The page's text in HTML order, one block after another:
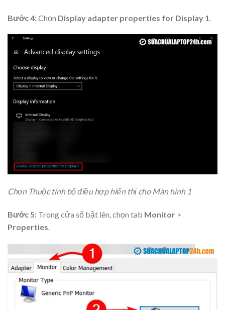
Bước 4:Chọn Display adapter properties for Display 1
Chọn Thuộc tính bộ điều hợp hiển thị cho Màn hình 1
Bước 5: Trong cửa sổ bật lên, chọn tab Monitor >
Properties